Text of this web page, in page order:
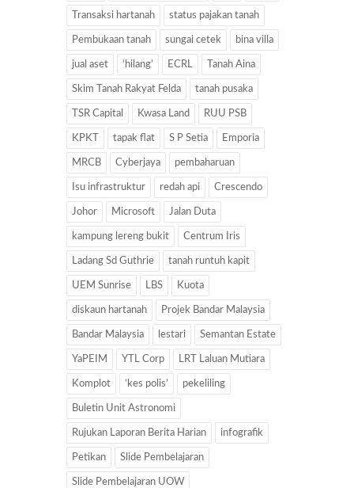
Transaksi hartanah status pajakan tanah
Pembukaan tanah sungai cetek bina villa
jual aset ‘hilang’ ECRL Tanah Aina
Skim Tanah Rakyat Felda tanah pusaka
TSR Capital Kwasa Land RUU PSB
KPKT tapak flat S P Setia Emporia
MRCB Cyberjaya pembaharuan
Isu infrastruktur redah api Crescendo
Johor Microsoft Jalan Duta
kampung lereng bukit Centrum Iris
Ladang Sd Guthrie tanah runtuh kapit
UEM Sunrise LBS Kuota
diskaun hartanah Projek Bandar Malaysia
Bandar Malaysia lestari Semantan Estate
YaPEIM YTL Corp LRT Laluan Mutiara
Komplot ‘kes polis’ pekeliling
Buletin Unit Astronomi
Rujukan Laporan Berita Harian infografik
Petikan Slide Pembelajaran
Slide Pembelajaran UOW